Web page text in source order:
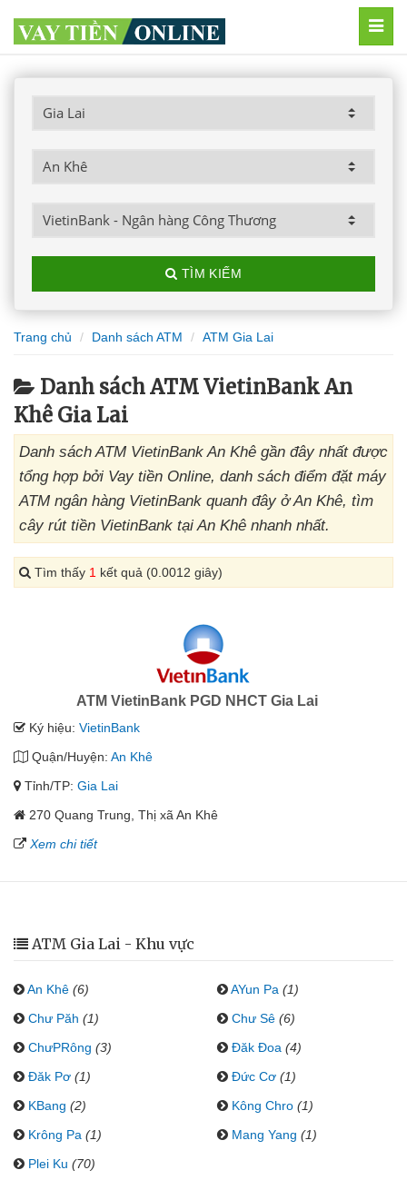
TÌM KIẾM
Trang chủ Danh sách ATM ATM Gia Lai
Danh sách ATM VietinBank An
Khê Gia Lai
Danh sách ATM VietinBank An Khê gần đây nhất được
tổng hợp bởi Vay tiền Online, danh sách điểm đặt máy
ATM ngân hàng VietinBank quanh đây ở An Khê, tìm
cây rút tiền VietinBank tại An Khê nhanh nhất.
Tìm thấy 1 kết quả (0.0012 giây)
ATM VietinBank PGD NHCT Gia Lai
Ký hiệu: VietinBank
Quận/Huyện: An Khê
Tỉnh/TP: Gia Lai
270 Quang Trung, Thị xã An Khê
Xem chi tiết
ATM Gia Lai - Khu vực
An Khê (6) AYun Pa (1)
Chư Păh (1) Chư Sê (6)
ChưPRông (3) Đăk Đoa (4)
Đăk Pơ (1) Đức Cơ (1)
KBang (2) Kông Chro (1)
Krông Pa (1) Mang Yang (1)
Plei Ku (70)